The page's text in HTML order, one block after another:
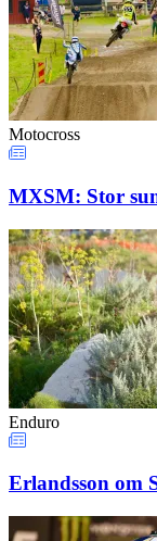
Motocross
MXSM: Stor
Enduro
Erlandsson om